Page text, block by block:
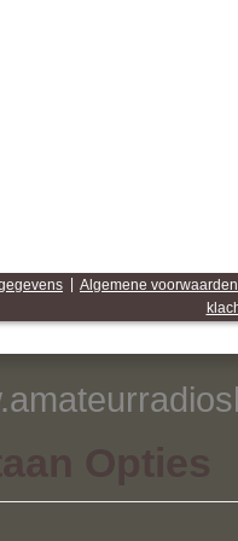
Algemene voorwaarden
Opties